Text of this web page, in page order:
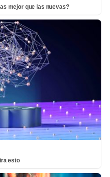
mejor que las nuevas?
esto